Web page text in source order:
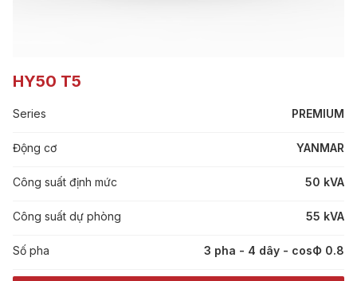
HY50 T5
Series PREMIUM
Động cơ YANMAR
Công suất định mức 50 kVA
Công suất dự phòng 55 kVA
Số pha 3 pha - 4 dây - cosФ 0.8